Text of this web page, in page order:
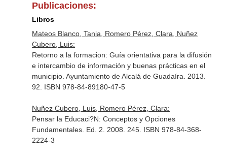
Publicaciones:
Libros
Mateos Blanco, Tania, Romero Pérez, Clara, Nuñez
Cubero, Luis:
Retorno a la formacion: Guía orientativa para la difusión
e intercambio de información y buenas prácticas en el
municipio. Ayuntamiento de Alcalá de Guadaíra. 2013.
92. ISBN 978-84-89180-47-5
Nuñez Cubero, Luis, Romero Pérez, Clara:
Pensar la Educaci?N: Conceptos y Opciones
Fundamentales. Ed. 2. 2008. 245. ISBN 978-84-368-
2224-3